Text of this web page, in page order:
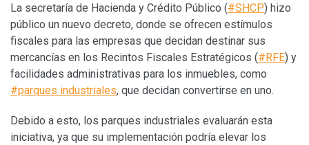
La secretaría de Hacienda y Crédito Público (#SHCP) hizo
público un nuevo decreto, donde se ofrecen estímulos
fiscales para las empresas que decidan destinar sus
mercancías en los Recintos Fiscales Estratégicos (#RFE) y
facilidades administrativas para los inmuebles, como
#parques industriales, que decidan convertirse en uno.
Debido a esto, los parques industriales evaluarán esta
iniciativa, ya que su implementación podría elevar los